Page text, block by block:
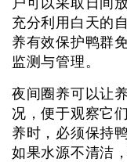
户可以采取日间
充分利用白天的
养有效保护鸭群
监测与管理。
夜间圈养可以让
况，便于观察它
养时，必须保持
如果水源不清洁